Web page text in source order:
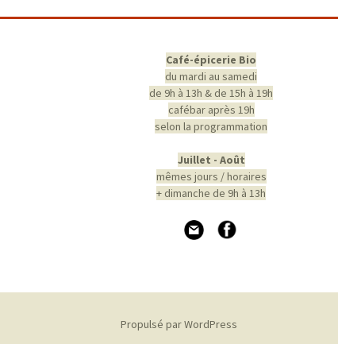
Café-épicerie Bio
du mardi au samedi
de 9h à 13h & de 15h à 19h
cafébar après 19h
selon la programmation
Juillet - Août
mêmes jours / horaires
+ dimanche de 9h à 13h
Propulsé par WordPress